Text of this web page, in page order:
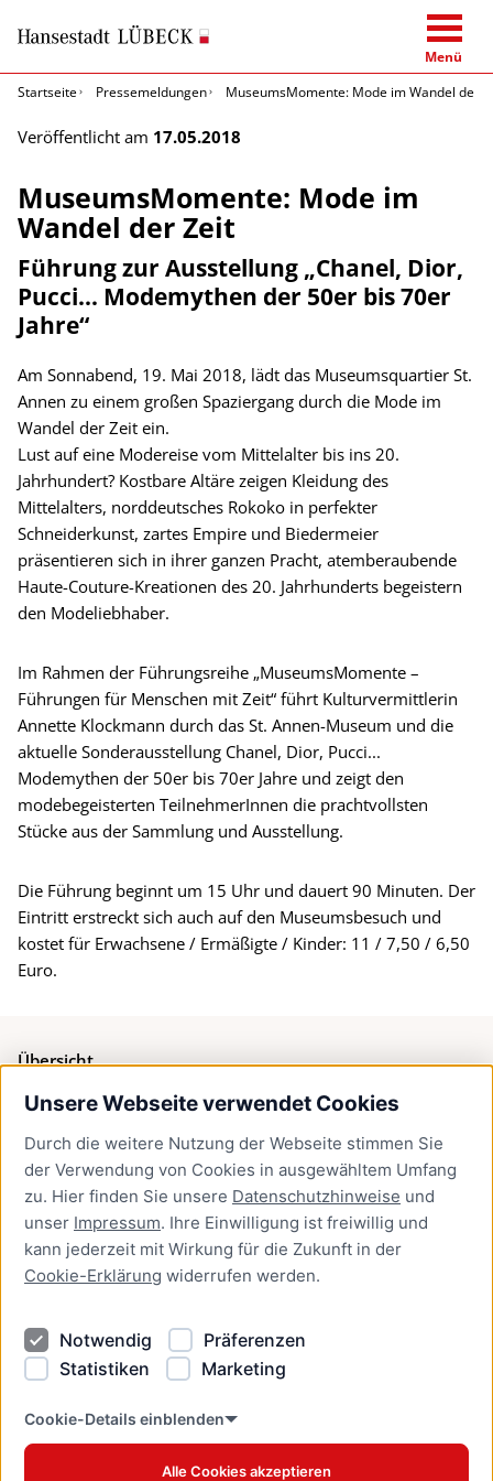
Unsere Webseite verwendet Cookies
Durch die weitere Nutzung der Webseite stimmen Sie
der Verwendung von Cookies in ausgewähltem Umfang
zu. Hier finden Sie unsere Datenschutzhinweise und
unser Impressum. Ihre Einwilligung ist freiwillig und
kann jederzeit mit Wirkung für die Zukunft in der
Cookie-Erklärung widerrufen werden.
Notwendig
Präferenzen
Statistiken
Marketing
Cookie-Details einblenden
Alle Cookies akzeptieren
Menü
Startseite
Pressemeldungen MuseumsMomente: Mode im Wandel der
Veröffentlicht am 17.05.2018
MuseumsMomente: Mode im
Wandel der Zeit
Führung zur Ausstellung „Chanel, Dior,
Pucci... Modemythen der 50er bis 70er
Jahre“
Am Sonnabend, 19. Mai 2018, lädt das Museumsquartier St.
Annen zu einem großen Spaziergang durch die Mode im
Wandel der Zeit ein.
Lust auf eine Modereise vom Mittelalter bis ins 20.
Jahrhundert? Kostbare Altäre zeigen Kleidung des
Mittelalters, norddeutsches Rokoko in perfekter
Schneiderkunst, zartes Empire und Biedermeier
präsentieren sich in ihrer ganzen Pracht, atemberaubende
Haute-Couture-Kreationen des 20. Jahrhunderts begeistern
den Modeliebhaber.
Im Rahmen der Führungsreihe „MuseumsMomente –
Führungen für Menschen mit Zeit“ führt Kulturvermittlerin
Annette Klockmann durch das St. Annen-Museum und die
aktuelle Sonderausstellung Chanel, Dior, Pucci...
Modemythen der 50er bis 70er Jahre und zeigt den
modebegeisterten TeilnehmerInnen die prachtvollsten
Stücke aus der Sammlung und Ausstellung.
Die Führung beginnt um 15 Uhr und dauert 90 Minuten. Der
Eintritt erstreckt sich auch auf den Museumsbesuch und
kostet für Erwachsene / Ermäßigte / Kinder: 11 / 7,50 / 6,50
Euro.
Übersicht
Bürgerservice
Presse
Newsletter Lübeck:kompakt
Kontakt
Kontakt
Datenschutzhinweise
Barrierefreiheit
Cookie Erklärung